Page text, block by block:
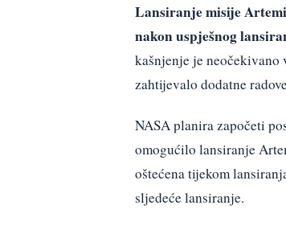
Lansiranje misije
nakon uspješnog
kašnjenje je
zahtijevalo dodatne
NASA planira započeti
omogućilo lansiranje
oštećena tijekom
sljedeće lansiranje.